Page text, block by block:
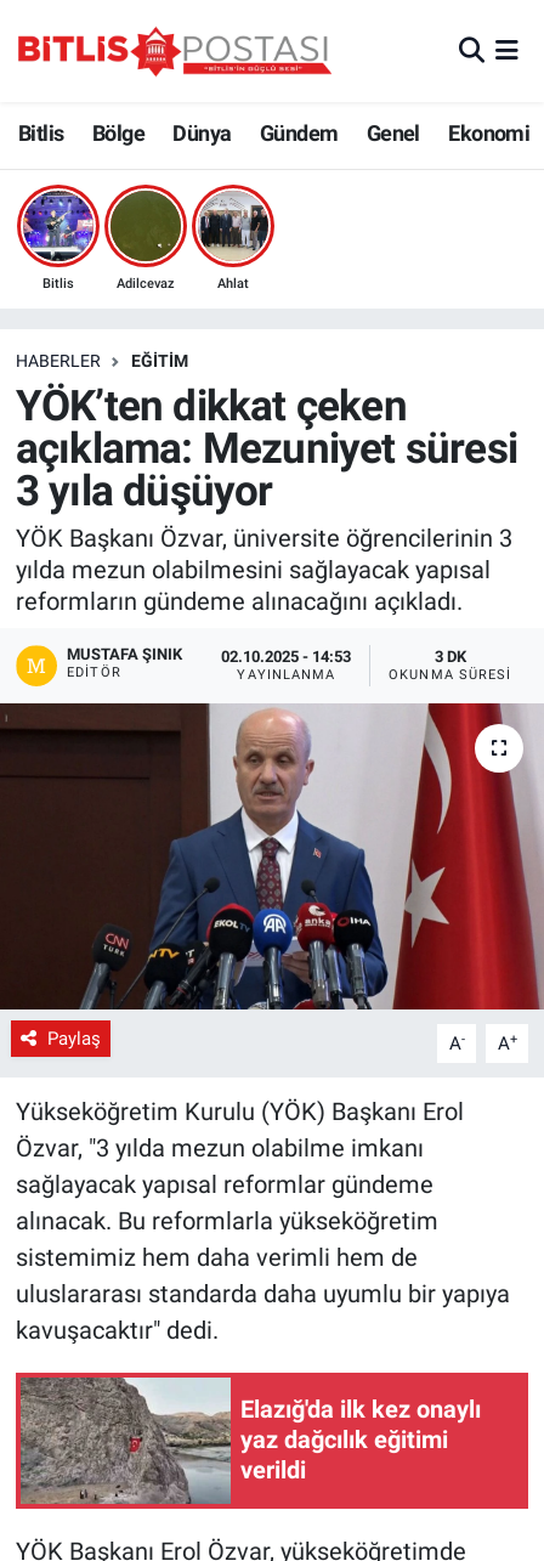
Bitlis Bölge Dünya Gündem Genel Ekonomi
Bitlis Adilcevaz Ahlat
HABERLER EĞITIM
YÖK’ten dikkat çeken
açıklama: Mezuniyet süresi
3 yıla düşüyor
YÖK Başkanı Özvar, üniversite öğrencilerinin 3
yılda mezun olabilmesini sağlayacak yapısal
reformların gündeme alınacağını açıkladı.
MUSTAFA ŞINIK
EDITÖR
02.10.2025 - 14:53
YAYINLANMA
3 DK
OKUNMA SÜRESI
Paylaş A- A+
Yükseköğretim Kurulu (YÖK) Başkanı Erol
Özvar, "3 yılda mezun olabilme imkanı
sağlayacak yapısal reformlar gündeme
alınacak. Bu reformlarla yükseköğretim
sistemimiz hem daha verimli hem de
uluslararası standarda daha uyumlu bir yapıya
kavuşacaktır" dedi.
Elazığ'da ilk kez onaylı
yaz dağcılık eğitimi
verildi
YÖK Başkanı Erol Özvar, yükseköğretimde
Bölge
Çevre
Eğitim
Ekonomi
Genel
Gündem
Kültür-Sanat
Politika
Resmi İlanlar
Siyaset
Spor
Bitlis Trafik Yoğunluk Haritası
Süper Lig Puan Durumu ve Fikstür
Son Dakika Haberleri
Haber Arşivi